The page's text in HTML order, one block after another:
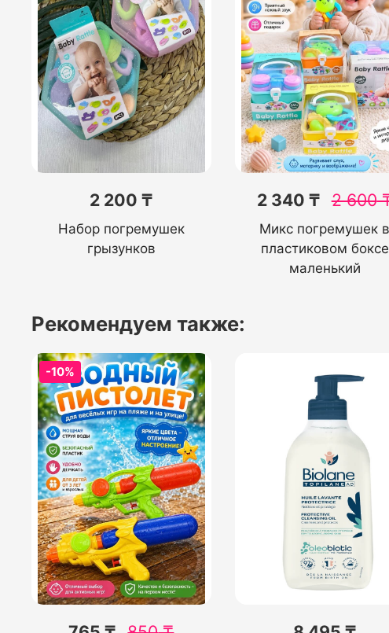
2 200 ₸
Набор погремушек
грызунков
2 340 ₸ 2 600
Микс погремушек в
пластиковом боксе
маленький
Рекомендуем также:
-10%